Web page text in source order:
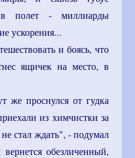
полет - миллиарды
ускорения...
и боясь, что
ящичек на место, в
же проснулся от гудка
из химчистки за
стал ждать", - подумал
обезличенный,